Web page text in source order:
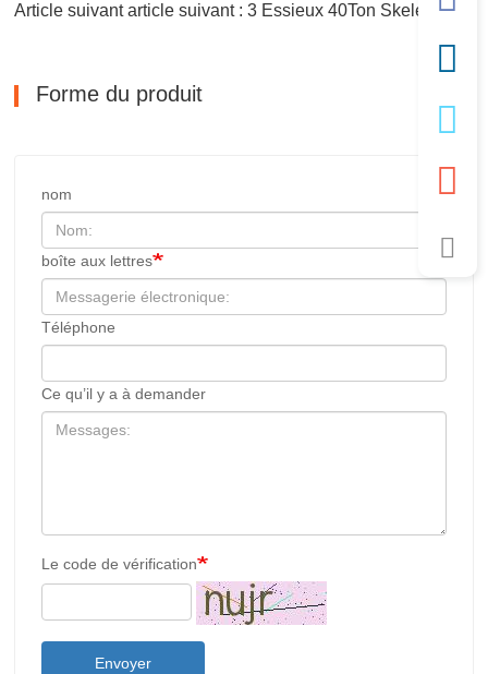
Article suivant article suivant : 3 Essieux 40Ton Skeleton Semi Remorque
Forme du produit
nom
boîte aux lettres
Téléphone
Ce qu’il y a à demander
Le code de vérification
Envoyer